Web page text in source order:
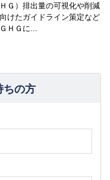
Ｇ）排出量の可視化や削減
けたガイドライン策定など
ＨＧに...
ちの方